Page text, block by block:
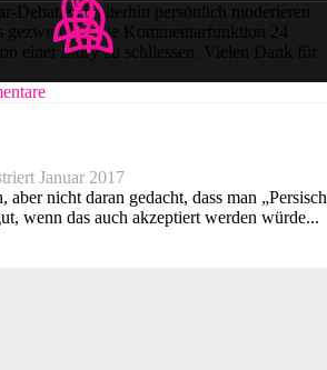
Debatten weiterhin persönlich moderieren
gezwungen, die Kommentarfunktion 24
einer Story zu schliessen. Vielen Dank für
Januar 2017
aber nicht daran gedacht, dass man
wenn das auch akzeptiert werden würde...